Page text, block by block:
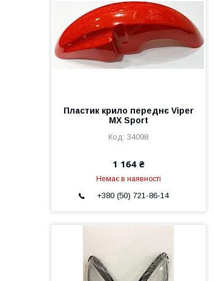
Пластик крило переднє Viper
MX Sport
34098
1 164 ₴
Немає в наявності
+380 (50) 721-86-14